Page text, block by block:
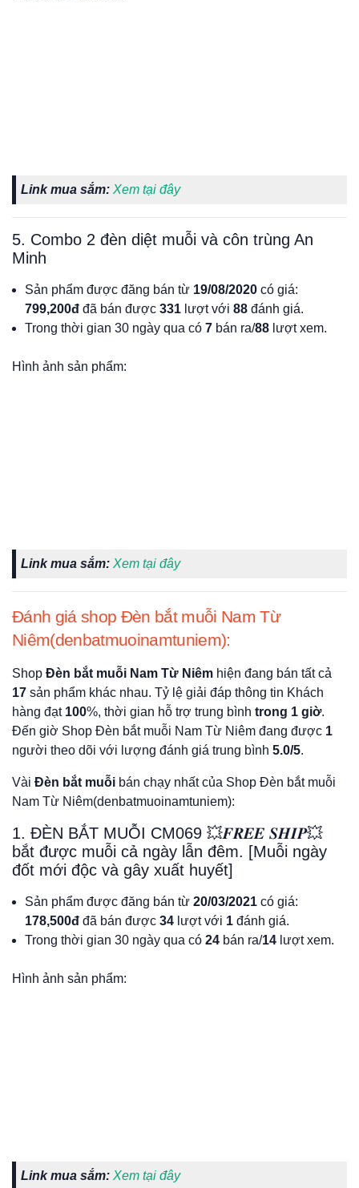
Link mua sắm: Xem tại đây
5. Combo 2 đèn diệt muỗi và côn trùng An
Minh
Sản phẩm được đăng bán từ 19/08/2020 có giá:
799,200đ đã bán được 331 lượt với 88 đánh giá.
Trong thời gian 30 ngày qua có 7 bán ra/88 lượt xem.
Hình ảnh sản phẩm:
Link mua sắm: Xem tại đây
Đánh giá shop Đèn bắt muỗi Nam Từ
Niêm(denbatmuoinamtuniem):
Shop Đèn bắt muỗi Nam Từ Niêm hiện đang bán tất cả
17 sản phẩm khác nhau. Tỷ lệ giải đáp thông tin Khách
hàng đạt 100%, thời gian hỗ trợ trung bình trong 1 giờ.
Đến giờ Shop Đèn bắt muỗi Nam Từ Niêm đang được 1
người theo dõi với lượng đánh giá trung bình 5.0/5.
Vài Đèn bắt muỗi bán chạy nhất của Shop Đèn bắt muỗi
Nam Từ Niêm(denbatmuoinamtuniem):
1. ĐÈN BẮT MUỖI CM069 💥𝑭𝑹𝑬𝑬 𝑺𝑯𝑰𝑷💥
bắt được muỗi cả ngày lẫn đêm. [Muỗi ngày
đốt mới độc và gây xuất huyết]
Sản phẩm được đăng bán từ 20/03/2021 có giá:
178,500đ đã bán được 34 lượt với 1 đánh giá.
Trong thời gian 30 ngày qua có 24 bán ra/14 lượt xem.
Hình ảnh sản phẩm:
Link mua sắm: Xem tại đây